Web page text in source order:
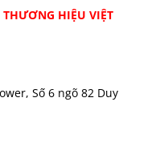
THƯƠNG HIỆU VIỆT
Số 6 ngõ 82 Duy